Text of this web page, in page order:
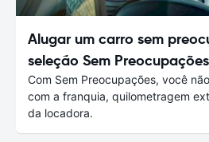
Alugar um carro sem
seleção Sem Preocupações
Com Sem Preocupações, você
com a franquia, quilometragem
da locadora.